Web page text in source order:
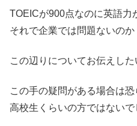
TOEICが900点なのに英語力
それで企業では問題ないのか
この辺りについてお伝えした
この手の疑問がある場合は恐
高校生くらいの方ではないで